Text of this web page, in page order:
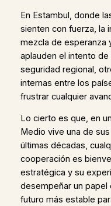
En Estambul, donde
sienten con fuerza, la
mezcla de esperanza
aplauden el intento
seguridad regional,
internas entre los
frustrar cualquier
Lo cierto es que, en
Medio vive una de
últimas décadas,
cooperación es
estratégica y su
desempeñar un papel
futuro más estable